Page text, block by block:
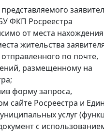
ФКП Росреестра
от места нахождения
жительства
по почте,
размещенному на
форму запроса,
сайте Росреестра и
услуг
с